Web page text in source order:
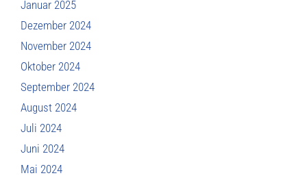
Januar 2025
Dezember 2024
November 2024
Oktober 2024
September 2024
August 2024
Juli 2024
Juni 2024
Mai 2024